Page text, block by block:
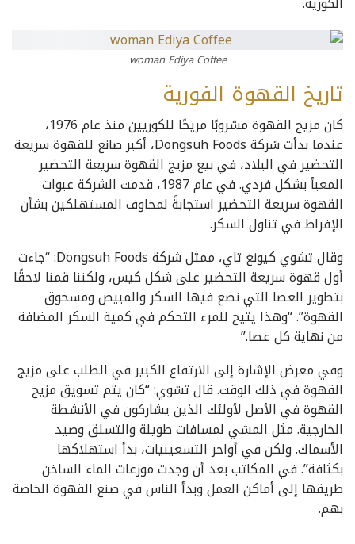
woman Ediya Coffee
تاريخ القهوة الفورية
كان مزيج القهوة مشروبًا مريحًا للكوريين منذ عام 1976،
عندما بدأت شركة Dongsuh Foods، أكبر صانع للقهوة سريعة
التحضير في البلاد، في بيع مزيج القهوة سريعة التحضير
المعبأ بشكل فردي. في عام 1987، قدمت الشركة عبوات
القهوة سريعة التحضير استجابةً لمخاوف المستهلكين بشأن
الإفراط في تناول السكر.
وقال تشوي كيونغ تاي، ممثل شركة Dongsuh Foods: “جاءت
أول قهوة سريعة التحضير على شكل كيس، ولكننا قمنا لاحقًا
بتطوير العصا التي نضع فيها السكر والمبيض ومسحوق
القهوة”. “وهذا يتيح للمرء التحكم في كمية السكر المضافة
من نهاية كل عصا.”
وفي معرض الإشارة إلى الارتفاع الكبير في الطلب على مزيج
القهوة في ذلك الوقت. قال تشوي: “كان يتم تسويق مزيج
القهوة في الأصل لأولئك الذين يشاركون في الأنشطة
الخارجية. مثل المشي لمسافات طويلة والتسلق وصيد
الأسماك. ولكن في أواخر التسعينيات، بدأ استهلاكها
بكثافة”. في المكاتب بعد أن وجدت موزعات الماء الساخن
طريقها إلى أماكن العمل وبدأ الناس في صنع القهوة الخاصة
بهم.